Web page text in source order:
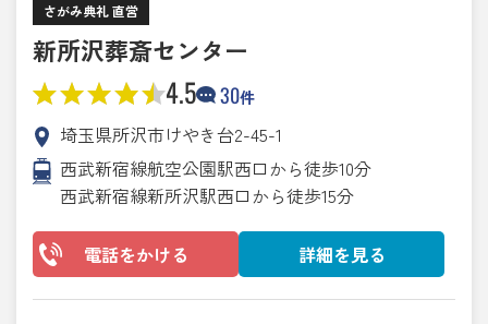
さがみ典礼 直営
新所沢葬斎センター
4.5 30件
埼玉県所沢市けやき台2-45-1
西武新宿線航空公園駅西口から徒歩10分
西武新宿線新所沢駅西口から徒歩15分
電話をかける 詳細を見る